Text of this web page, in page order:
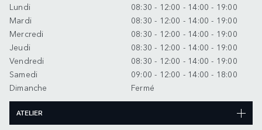
Lundi
08:30 - 12:00 - 14:00 - 19:00
Mardi
08:30 - 12:00 - 14:00 - 19:00
Mercredi
08:30 - 12:00 - 14:00 - 19:00
Jeudi
08:30 - 12:00 - 14:00 - 19:00
Vendredi
08:30 - 12:00 - 14:00 - 19:00
Samedi
09:00 - 12:00 - 14:00 - 18:00
Dimanche
Fermé
ATELIER